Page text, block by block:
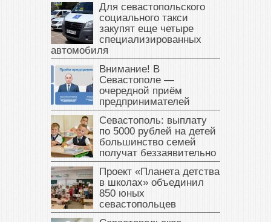
Для севастопольского
социального такси
закупят еще четыре
специализированных
автомобиля
Внимание! В
Севастополе —
очередной приём
предпринимателей
Севастополь: выплату
по 5000 рублей на детей
большинство семей
получат беззаявительно
Проект «Планета детства
в школах» объединил
850 юных
севастопольцев